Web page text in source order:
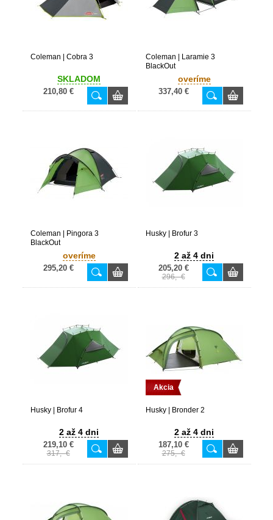
Coleman | Cobra 3
SKLADOM
210,80 €
Coleman | Laramie 3
BlackOut
overíme
337,40 €
Coleman | Pingora 3
BlackOut
overíme
295,20 €
Husky | Brofur 3
2 až 4 dni
205,20 €
296,- €
Husky | Brofur 4
2 až 4 dni
219,10 €
317,- €
Akcia
Husky | Bronder 2
2 až 4 dni
187,10 €
275,- €